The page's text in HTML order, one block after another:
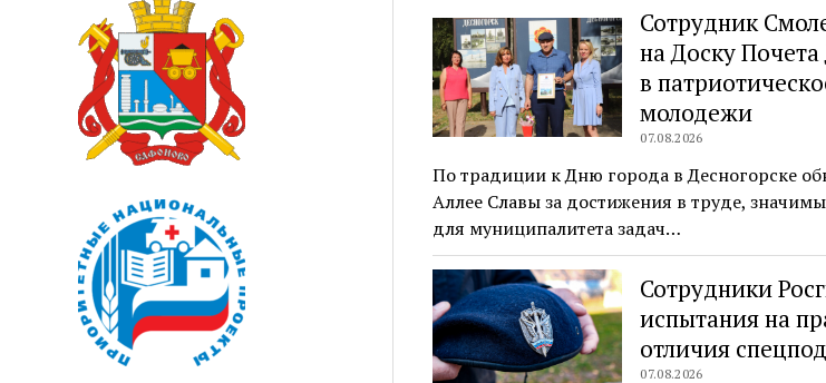
Сотрудник
на Доску Почета
в
молодежи
07.08.2026
По традиции к Дню города в Десногорске
Аллее Славы за достижения в труде,
для муниципалитета задач…
Сотрудники
испытания на
отличия
07.08.2026